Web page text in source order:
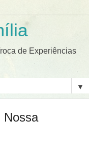
de Experiências
▼
Nossa